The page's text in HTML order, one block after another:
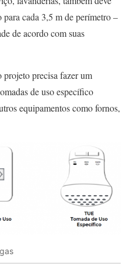
cada 3,5 m de perímetro –
de acordo com suas
projeto precisa fazer um
de uso específico
equipamentos como fornos,